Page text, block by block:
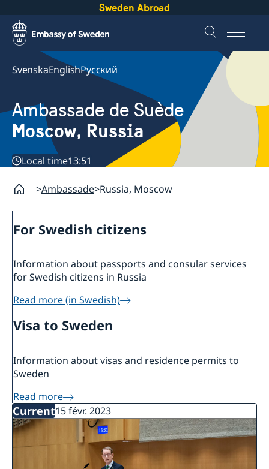
Sweden Abroad
SvenskaEnglishРусский
Ambassade de Suède
Moscow, Russia
Local time13:51
Ambassade Russia, Moscow
For Swedish citizens
Information about passports and consular services
for Swedish citizens in Russia
Read more (in Swedish)
Visa to Sweden
Information about visas and residence permits to
Sweden
Read more
Current15 févr. 2023